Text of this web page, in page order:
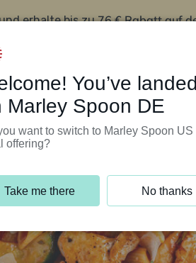
erhalte bis zu76 € Rabatt auf
You’ve landed
Marley Spoon DE
want to switch to Marley Spoon US
offering?
Take me there No thanks